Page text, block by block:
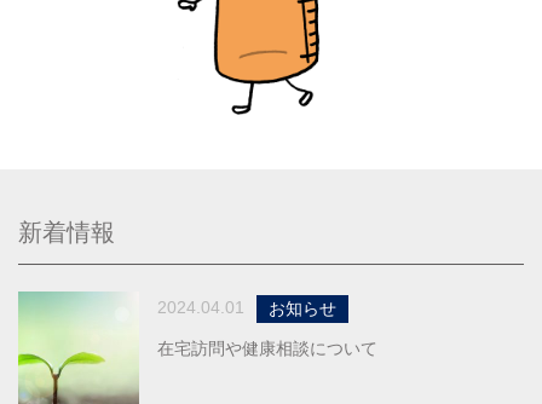
新着情報
2024.04.01 お知らせ
在宅訪問や健康相談について